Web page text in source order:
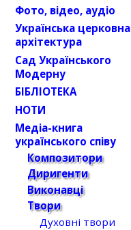
Фото, відео, аудіо
Українська церковна
архітектура
Сад Українського
Модерну
БІБЛІОТЕКА
НОТИ
Медіа-книга
українського співу
Композитори
Диригенти
Виконавці
Твори
Духовні твори